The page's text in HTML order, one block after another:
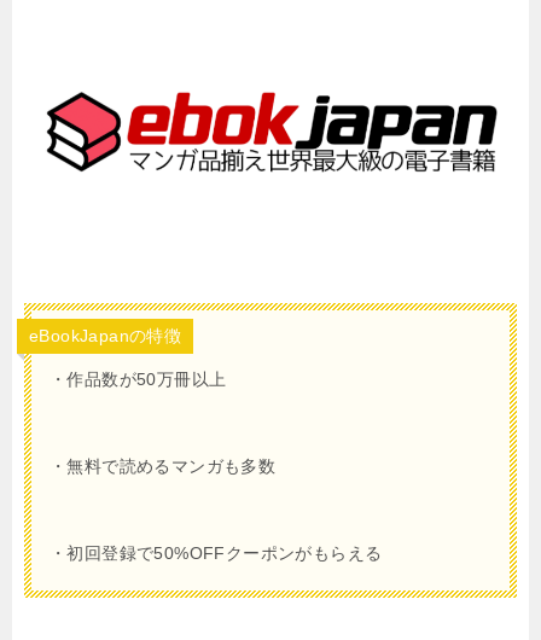
eBookJapanの特徴
・作品数が50万冊以上
・無料で読めるマンガも多数
・初回登録で50%OFFクーポンがもらえる